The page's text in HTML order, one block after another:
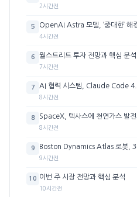
2시간전
5 OpenAI Astra 모델, ‘중대한’ 해
4시간전
6 월스트리트 투자 전망과 핵심 분석
7시간전
7 AI 협력 시스템, Claude Code
8시간전
8 SpaceX, 텍사스에 천연가스 발전
8시간전
9 Boston Dynamics Atlas 로봇, 3
9시간전
10 이번 주 시장 전망과 핵심 분석
10시간전